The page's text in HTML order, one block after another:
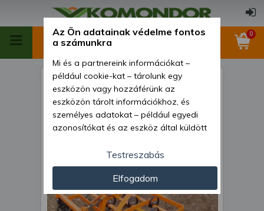
0
Kultivátor 140 cm-es
szántóföldi, rögtörővel, japán
kistraktorokhoz, Komondor
SKU-140
Az Ön adatainak védelme fontos
a számunkra
Mi és a partnereink információkat –
például cookie-kat – tárolunk egy
eszközön vagy hozzáférünk az
eszközön tárolt információkhoz, és
személyes adatokat – például egyedi
azonosítókat és az eszköz által küldött
személyre szabott hirdetések és
tartalom nyújtásához, hirdetés- és
tartalomméréshez, nézettségi adatok
gyűjtéséhez, valamint termékek
kifejlesztéséhez és a termékek
Testreszabás
Elfogadom